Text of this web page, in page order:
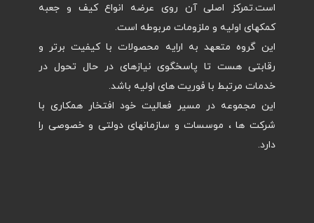
است.تمرکز اصلی آن روی عرضه انواع کیف و جعبه
کمکهای اولیه و ملزومات مربوطه است.
این گروه متعهد به ارایه محصولات با کیفیت برتر و
رقابتی هست تا پاسخگوی نیازهای در حال تحول در
خدمات مرتبط با فوریت های اولیه باشد.
این مجموعه در مسیر فعالیت خود افتخار همکاری با
شرکت ها ، موسسات و سازمانهای دولتی و خصوصی را
دارد.